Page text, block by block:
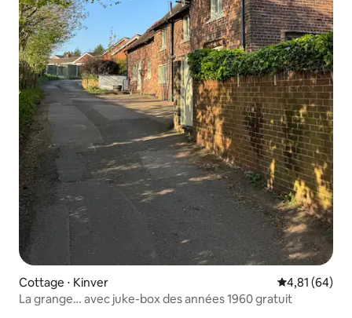
Cottage ⋅ Kinver Évaluation
4,81 (64)
La grange… avec juke-box des années 1960 gratuit